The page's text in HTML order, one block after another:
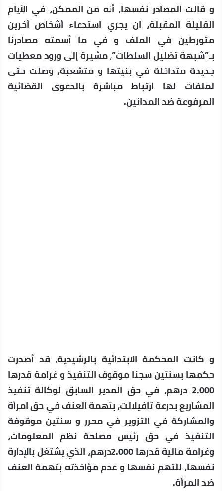
و قالت المصادر نفسها، أنه من الممكن، في الأيام
القليلة المقبلة، ان يجري استدعاء أشخاص آخرين
متورطين في الملف و في ما أسمته مصادرنا
بـ”شبهة تضليل السلطات”، مشيرة إلى ورود معطيات
جديدة متداخلة في بنيتها و متشعبة، وصلت حتى
لملفات لها ارتباط مباشرة بالدعوى القضائية
المرفوعة ضد المدانين.
و كانت المحكمة الابتدائية بالرشيدية، قد أصدرت
حكمها بسنتين سجنا موقوف التنفيذ و غرامة قدرها
2.000 درهم، في حق المدير السابق لوكالة تنفيذ
المشاريع بدرعة تافيلالت، بتهمة العنف في حق امرأة
والمشاركة في التزوير في محرر و سنتين موقوفة
التنفيذ في حق رئيس مصلحة نظم المعلومات،
وغرامة مالية قدرها 2.000درهم، الذي يشتغل بالإدارة
نفسها، للتهم نفسها و عدم مؤاخذته بتهمة العنف
ضد المرأة.